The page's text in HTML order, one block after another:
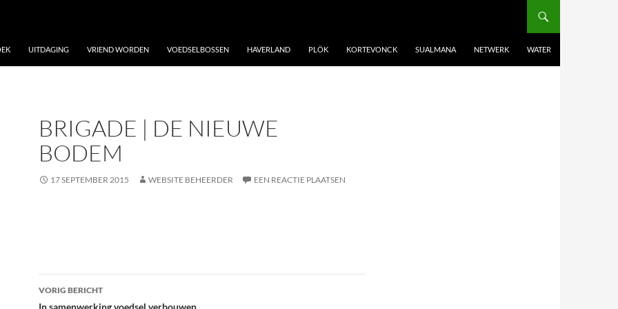
UITDAGING VRIEND WORDEN VOEDSELBOSSEN HAVERLAND PLÖK KORTEVONCK SUALMANA NETWERK WATER
BRIGADE | DE NIEUWE
BODEM
17 SEPTEMBER 2015 WEBSITE BEHEERDER EEN REACTIE PLAATSEN
Bericht
VORIG BERICHT
In samenwerking voedsel verbouwen